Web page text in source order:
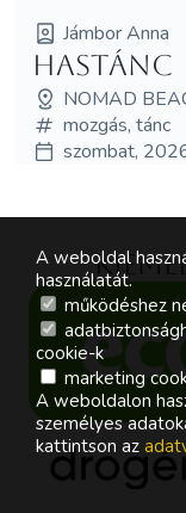
Jámbor Anna
Hastánc
NOMAD
mozgás, tánc
szombat,
A weboldal
használatát.
működéshez
cookie-k
marketing
A weboldalon
személyes
kattintson az